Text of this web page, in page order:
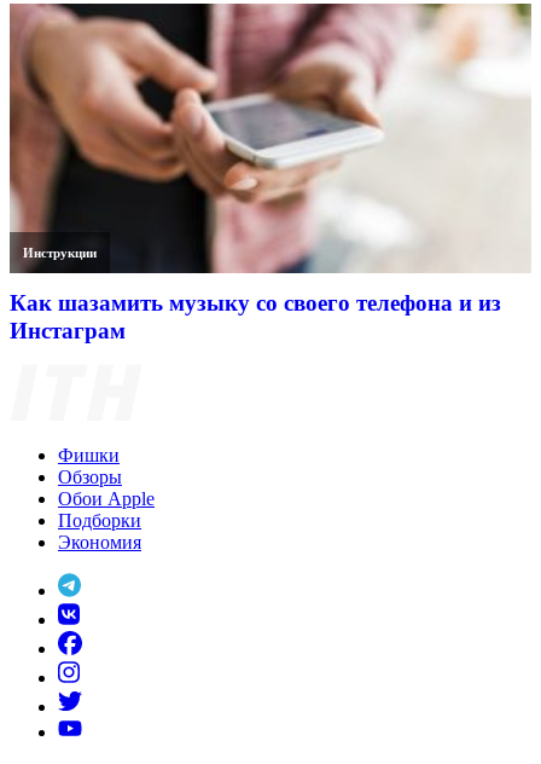
Инструкции
Как шазамить музыку со своего телефона и из
Инстаграм
Фишки
Обзоры
Обои Apple
Подборки
Экономия